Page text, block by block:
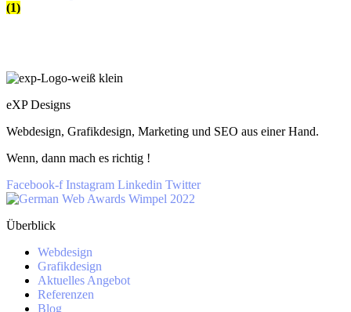
(1)
eXP Designs
Webdesign, Grafikdesign, Marketing und SEO aus einer Hand.
Wenn, dann mach es richtig !
Facebook-f Instagram Linkedin Twitter
Überblick
Webdesign
Grafikdesign
Aktuelles Angebot
Referenzen
Blog